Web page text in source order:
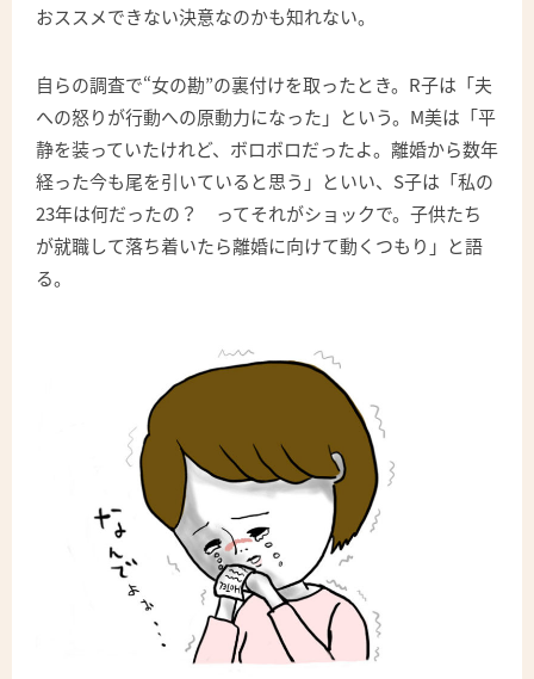
おススメできない決意なのかも知れない。
自らの調査で“女の勘”の裏付けを取ったとき。R子は「夫
への怒りが行動への原動力になった」という。M美は「平
静を装っていたけれど、ボロボロだったよ。離婚から数年
経った今も尾を引いていると思う」といい、S子は「私の
23年は何だったの？ ってそれがショックで。子供たち
が就職して落ち着いたら離婚に向けて動くつもり」と語
る。